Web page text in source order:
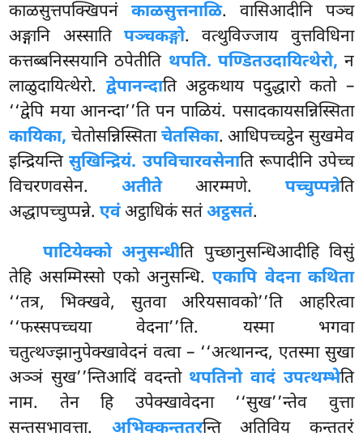
काळसुत्तपक्खिपनंकाळसुत्तनाळि. वासिआदीनि पञ्च
अङ्गानि अस्साति पञ्चकङ्गो. वत्थुविज्जाय वुत्तविधिना
कत्तब्बनिस्सयानि ठपेतीति थपति. पण्डितउदायित्थेरो, न
लाळुदायित्थेरो. द्वेपानन्दाति अट्ठकथाय पदुद्धारो कतो –
‘‘द्वेपि मया आनन्दा’’ति पन पाळियं. पसादकायसन्निस्सिता
कायिका, चेतोसन्निस्सिताचेतसिका. आधिपच्चट्ठेन सुखमेव
इन्द्रियन्तिसुखिन्द्रियं. उपविचारवसेनाति रूपादीनि उपेच्च
विचरणवसेन.अतीतेआरम्मणे. पच्चुप्पन्नेति
अद्धापच्चुप्पन्ने.एवंअट्ठाधिकं सतंअट्ठसतं.
पाटियेक्को अनुसन्धीति पुच्छानुसन्धिआदीहि विसुं
तेहि असम्मिस्सो एको अनुसन्धि.एकापि वेदना कथिता
‘‘तत्र, भिक्खवे, सुतवा अरियसावको’’ति आहरित्वा
‘‘फस्सपच्चया वेदना’’ति. यस्मा भगवा
चतुत्थज्झानुपेक्खावेदनं वत्वा – ‘‘अत्थानन्द, एतस्मा सुखा
अञ्ञं सुख’’न्तिआदिं वदन्तो थपतिनो वादं उपत्थम्भेति
नाम. तेन हि उपेक्खावेदना ‘‘सुख’’न्तेव वुत्ता
सन्तसभावत्ता. अभिक्कन्ततरन्ति अतिविय कन्ततरं